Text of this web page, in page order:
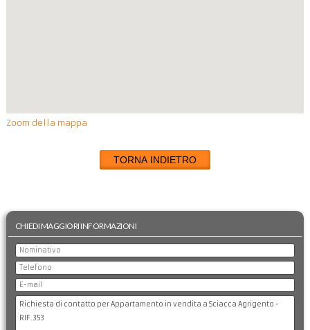
Zoom della mappa
TORNA INDIETRO
CHIEDI MAGGIORI INFORMAZIONI